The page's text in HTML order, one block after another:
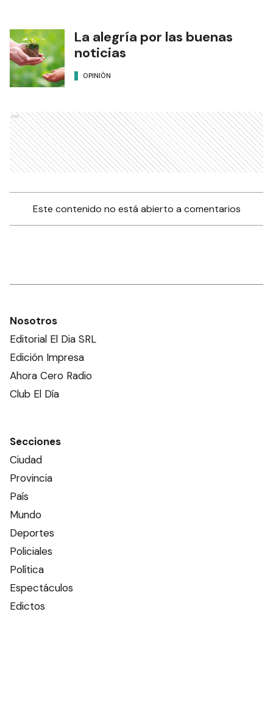
La alegría por las buenas
noticias
OPINIÓN
Ads
Este contenido no está abierto a comentarios
Nosotros
Editorial El Dia SRL
Edición Impresa
Ahora Cero Radio
Club El Día
Secciones
Ciudad
Provincia
País
Mundo
Deportes
Policiales
Política
Espectáculos
Edictos